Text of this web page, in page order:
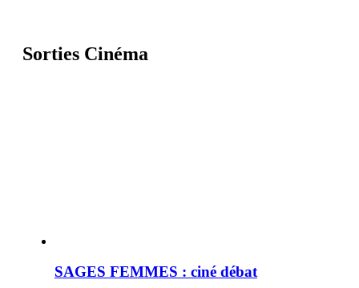
Sorties Cinéma
SAGES FEMMES : ciné débat